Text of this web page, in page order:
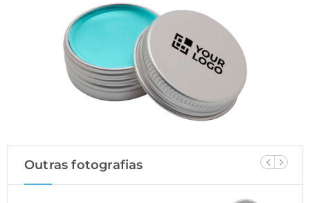
Outras fotografias